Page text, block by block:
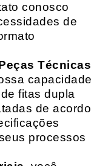
conosco
de
Técnicas
capacidade
fitas dupla
de acordo
processos